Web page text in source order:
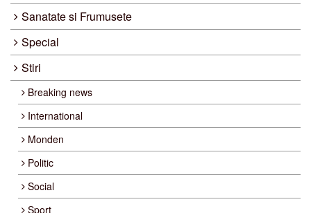
Sanatate si Frumusete
Special
Stiri
Breaking news
International
Monden
Politic
Social
Sport